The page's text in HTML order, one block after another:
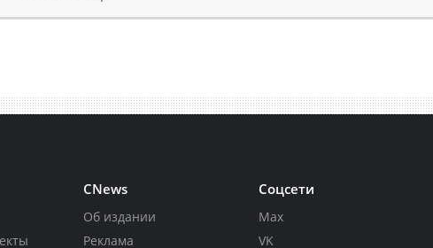
CNews
Об издании
Реклама
Соцсети
Max
VK